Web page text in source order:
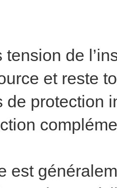
tension de
et reste
de protection
est